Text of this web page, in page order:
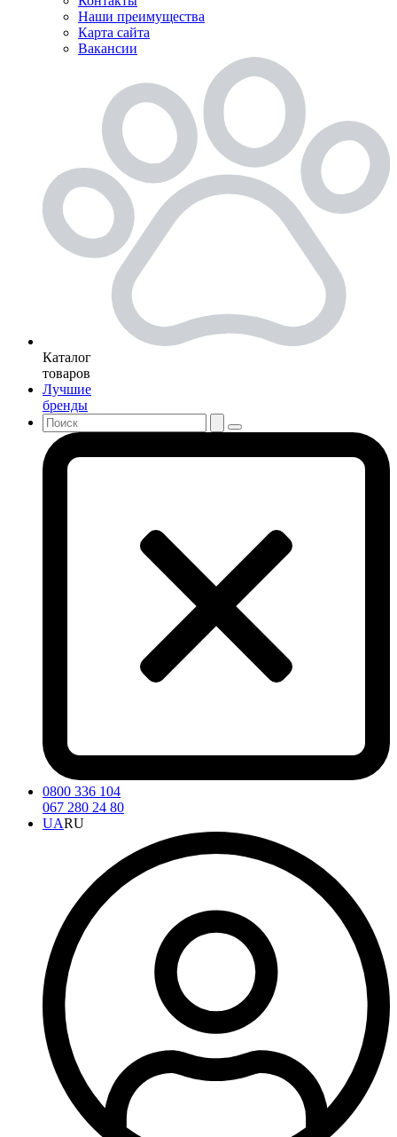
Наши преимущества
Карта сайта
Вакансии
Каталог
товаров
Лучшие
бренды
0800 336 104
067 280 24 80
UARU